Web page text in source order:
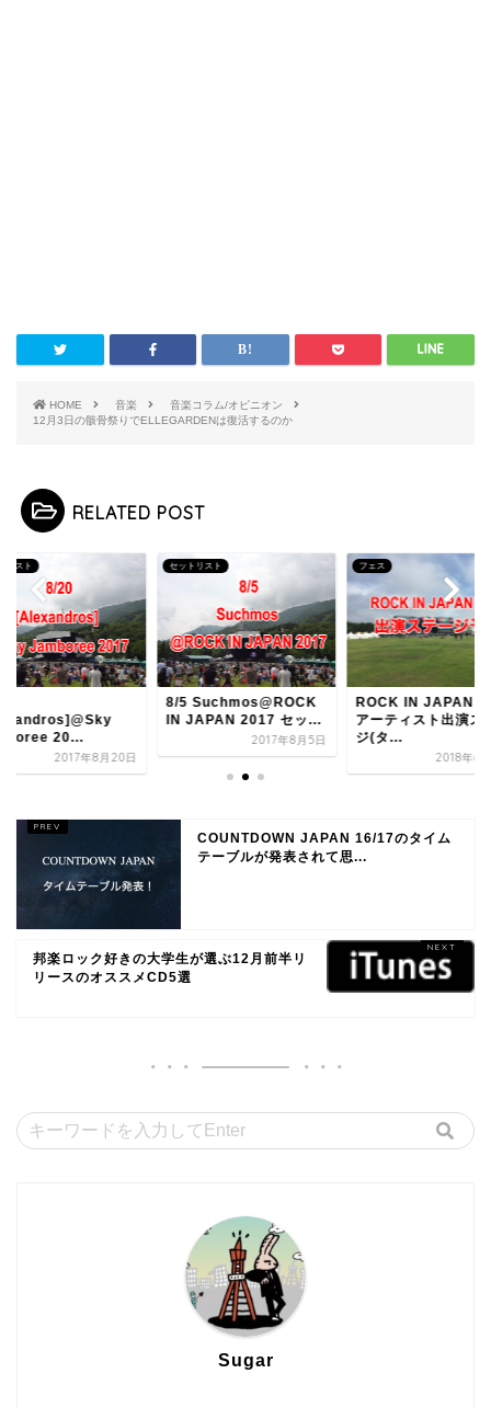
HOME 音楽
音楽コラム/オピニオン
12月3日の骸骨祭りでELLEGARDENは復活するのか
RELATED POST
リスト
20...
2017年8月20日
セットリスト
8/5 Suchmos@ROCK
IN JAPAN 2017 セッ...
2017年8月5日
フェス
ROCK IN JAPAN
アーティスト出演ス
ジ(タ...
2018年6
COUNTDOWN JAPAN 16/17のタイム
テーブルが発表されて思...
邦楽ロック好きの大学生が選ぶ12月前半リ
リースのオススメCD5選
Sugar